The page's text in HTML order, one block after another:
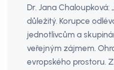
Dr. Jana Chaloupková:
důležitý. Korupce
jednotlivcům a
veřejným zájmem.
evropského prostoru.